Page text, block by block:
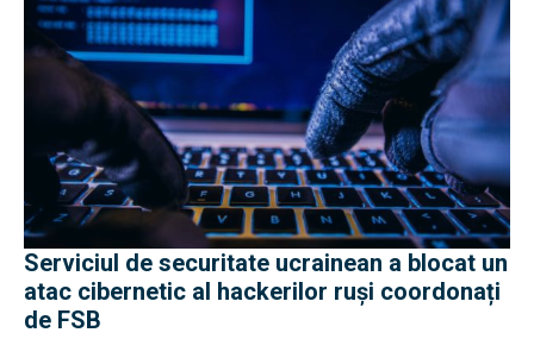
Serviciul de securitate ucrainean a blocat un
atac cibernetic al hackerilor ruși coordonați
de FSB